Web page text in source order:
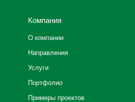
Компания
О компании
Направления
Услуги
Портфолио
Примеры проектов